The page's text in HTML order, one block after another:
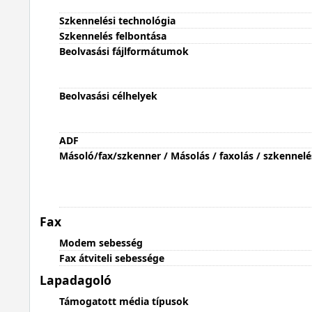
Szkennelési technológia
Szkennelés felbontása
Beolvasási fájlformátumok
Beolvasási célhelyek
ADF
Másoló/fax/szkenner / Másolás / faxolás /
Fax
Modem sebesség
Fax átviteli sebessége
Lapadagoló
Támogatott média típusok